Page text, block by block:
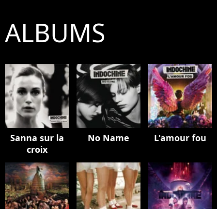
ALBUMS
Sanna sur la
croix
No Name L'amour fou